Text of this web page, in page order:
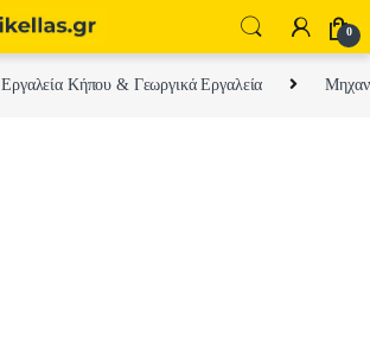
0
Εργαλεία Κήπου & Γεωργικά Εργαλεία